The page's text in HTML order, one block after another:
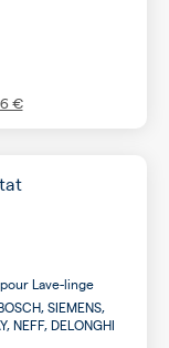
€
Lave-linge
SIEMENS,
NEFF, DELONGHI